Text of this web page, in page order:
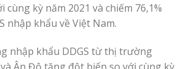
cùng kỳ năm 2021 và chiếm 76,1%
nhập khẩu về Việt Nam.
nhập khẩu DDGS từ thị trường